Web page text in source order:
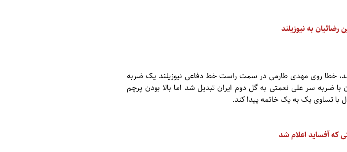
رضائیان به نیوزیلند
خطا روی مهدی طارمی در سمت راست خط دفاعی نیوزیلند یک ضربه
با ضربه سر علی نعمتی به گل دوم ایران تبدیل شد اما بالا بودن پرچم
با تساوی یک به یک خاتمه پیدا کند.
که آفساید اعلام شد